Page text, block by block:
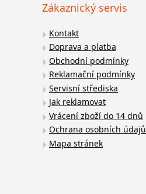
Zákaznický servis
Kontakt
Doprava a platba
Obchodní podmínky
Reklamační podmínky
Servisní střediska
Jak reklamovat
Vrácení zboží do 14 dnů
Ochrana osobních údajů
Mapa stránek